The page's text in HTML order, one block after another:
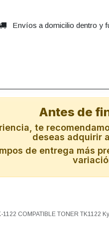
Envíos a domicilio dentro y
Antes de
te
deseas adquirir
de entrega más
1122 COMPATIBLE TONER TK1122